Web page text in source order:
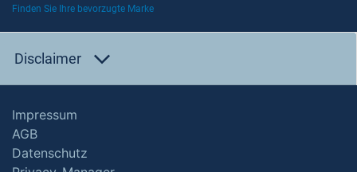
Finden Sie Ihre bevorzugte Marke
Disclaimer
Impressum
AGB
Datenschutz